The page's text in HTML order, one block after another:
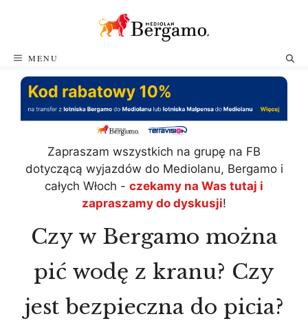
MENU
Zapraszam wszystkich na grupę na FB
dotyczącą wyjazdów do Mediolanu, Bergamo i
całych Włoch - czekamy na Was tutaj i
zapraszamy do dyskusji!
Czy w Bergamo można
pić wodę z kranu? Czy
jest bezpieczna do picia?